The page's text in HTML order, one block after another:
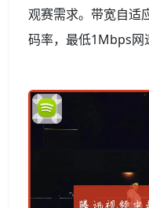
观赛需求。带宽自适
码率，最低1Mbps网